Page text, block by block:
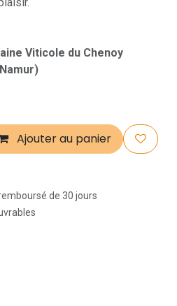
Viticole du Chenoy
Ajouter au panier
de 30 jours